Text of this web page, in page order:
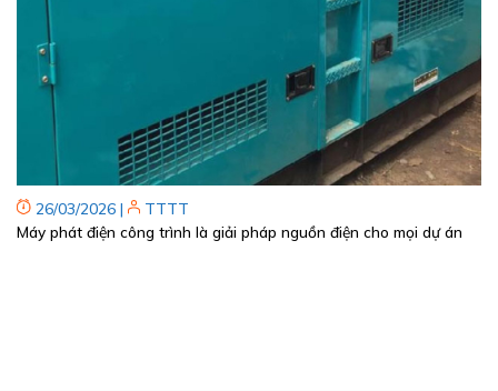
26/03/2026 |
TTTT
Máy phát điện công trình là giải pháp nguồn điện cho mọi dự án